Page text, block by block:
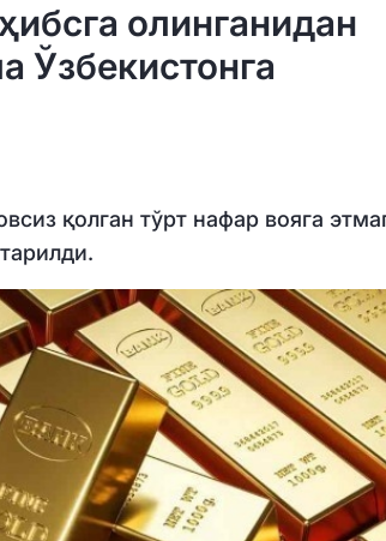
олинганидан
Ўзбекистонга
қолган тўрт нафар вояга